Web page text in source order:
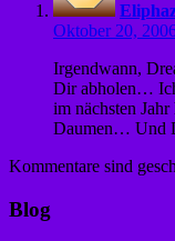
Oktober 20,
Irgendwann,
Dir abholen…
im nächsten
Daumen… Und
Kommentare sind
Blog